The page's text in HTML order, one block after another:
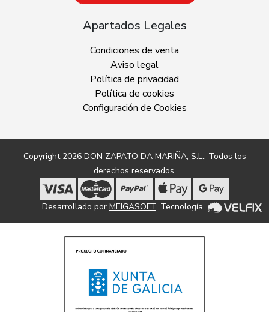
Apartados Legales
Condiciones de venta
Aviso legal
Política de privacidad
Política de cookies
Configuración de Cookies
Copyright 2026 DON ZAPATO DA MARIÑA, S.L.. Todos los
derechos reservados.
Desarrollado por MEIGASOFT. Tecnología